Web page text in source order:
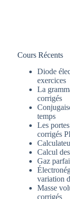
Cours Récents
Diode
exercices
La
corrigés
temps
Les
corrigés
Calcul
Gaz
variation
Masse
corrigés